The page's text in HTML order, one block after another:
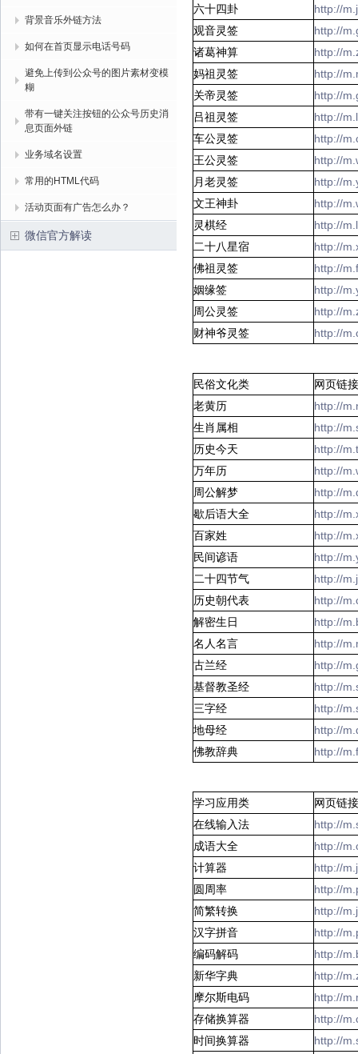
背景音乐外链方法
如何在首页显示电话号码
避免上传到公众号的图片素材变模
糊
带有一键关注按钮的公众号历史消
息页面外链
业务域名设置
常用的HTML代码
活动页面有广告怎么办？
微信官方解读
六十四卦
http://
观音灵签
http://
诸葛神算
http://
妈祖灵签
http://
关帝灵签
http://
吕祖灵签
http://
车公灵签
http://
王公灵签
http://
月老灵签
http://
文王神卦
http://
灵棋经
http://
二十八星宿
http://
佛祖灵签
http://
姻缘签
http://
周公灵签
http://
财神爷灵签
http://
民俗文化类
网页链接
老黄历
http://
生肖属相
http://
历史今天
http://
万年历
http://
周公解梦
http://
歇后语大全
http://
百家姓
http://
民间谚语
http://
二十四节气
http://
历史朝代表
http://
解密生日
http://
名人名言
http://
古兰经
http://
基督教圣经
http://
三字经
http://
地母经
http://
佛教辞典
http://
学习应用类
网页链接
在线输入法
http://
成语大全
http://
计算器
http://
圆周率
http://
简繁转换
http://
汉字拼音
http://
编码解码
http://
新华字典
http://
摩尔斯电码
http://
存储换算器
http://
时间换算器
http://